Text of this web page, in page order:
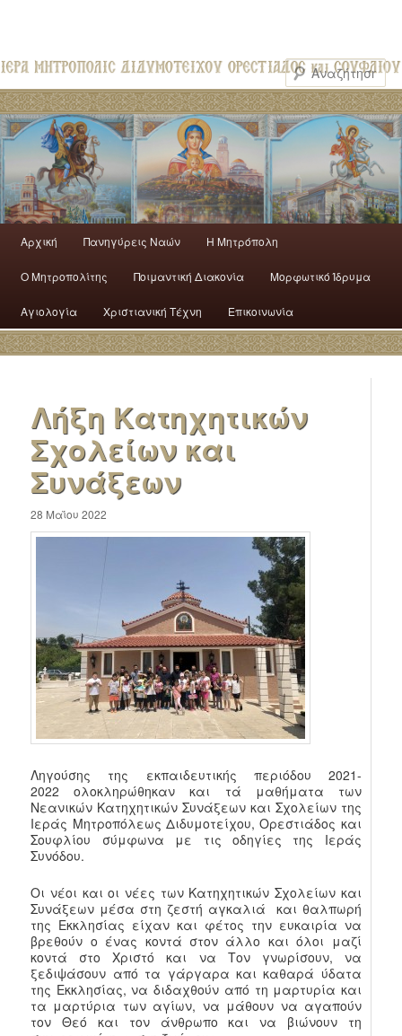
Αρχική Πανηγύρεις Ναών H Mητρόπολη
Ο Mητροπολίτης Ποιμαντική Διακονία Μορφωτικό Ίδρυμα
Αγιολογία Χριστιανική Τέχνη Επικοινωνία
Λήξη Κατηχητικών
Σχολείων και
Συνάξεων
28 Μαΐου 2022
Ληγούσης της εκπαιδευτικής περιόδου 2021-
2022 ολοκληρώθηκαν και τά μαθήματα των
Νεανικών Κατηχητικών Συνάξεων και Σχολείων της
Ιεράς Μητροπόλεως Διδυμοτείχου, Ορεστιάδος και
Σουφλίου σύμφωνα με τις οδηγίες της Ιεράς
Συνόδου.
Οι νέοι και οι νέες των Κατηχητικών Σχολείων και
Συνάξεων μέσα στη ζεστή αγκαλιά και θαλπωρή
της Εκκλησίας είχαν και φέτος την ευκαιρία να
βρεθούν ο ένας κοντά στον άλλο και όλοι μαζί
κοντά στο Χριστό και να Τον γνωρίσουν, να
ξεδιψάσουν από τα γάργαρα και καθαρά ύδατα
της Εκκλησίας, να διδαχθούν από τη μαρτυρία και
τα μαρτύρια των αγίων, να μάθουν να αγαπούν
τον Θεό και τον άνθρωπο και να βιώνουν τη